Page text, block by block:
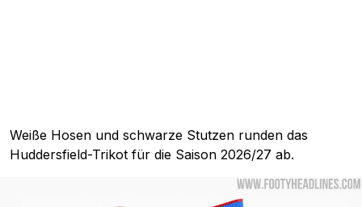
Weiße Hosen und schwarze Stutzen runden das
Huddersfield-Trikot für die Saison 2026/27 ab.